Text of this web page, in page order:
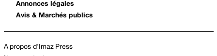
Annonces légales
Avis & Marchés publics
A propos d’Imaz Press